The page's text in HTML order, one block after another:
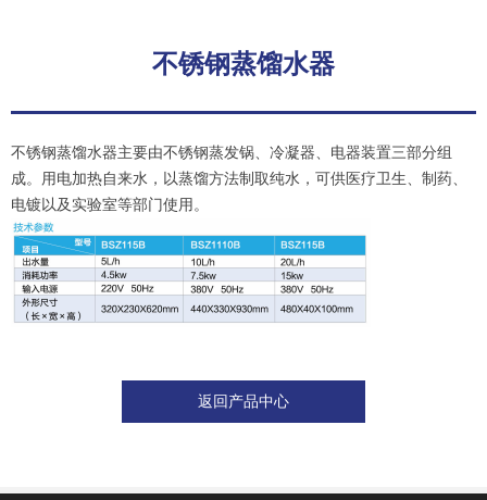
不锈钢蒸馏水器
不锈钢蒸馏水器主要由不锈钢蒸发锅、冷凝器、电器装置三部分组
成。用电加热自来水，以蒸馏方法制取纯水，可供医疗卫生、制药、
电镀以及实验室等部门使用。
返回产品中心